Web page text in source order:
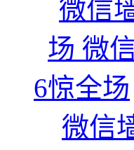
6
微信